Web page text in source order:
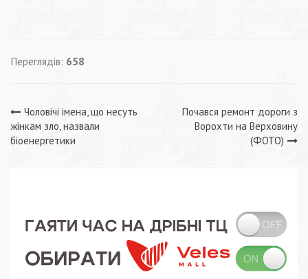
Переглядів: 658
Навігація
записів
Чоловічі імена, що несуть
жінкам зло, назвали
біоенергетики
Почався ремонт дороги з
Ворохти на Верховину
(ФОТО)